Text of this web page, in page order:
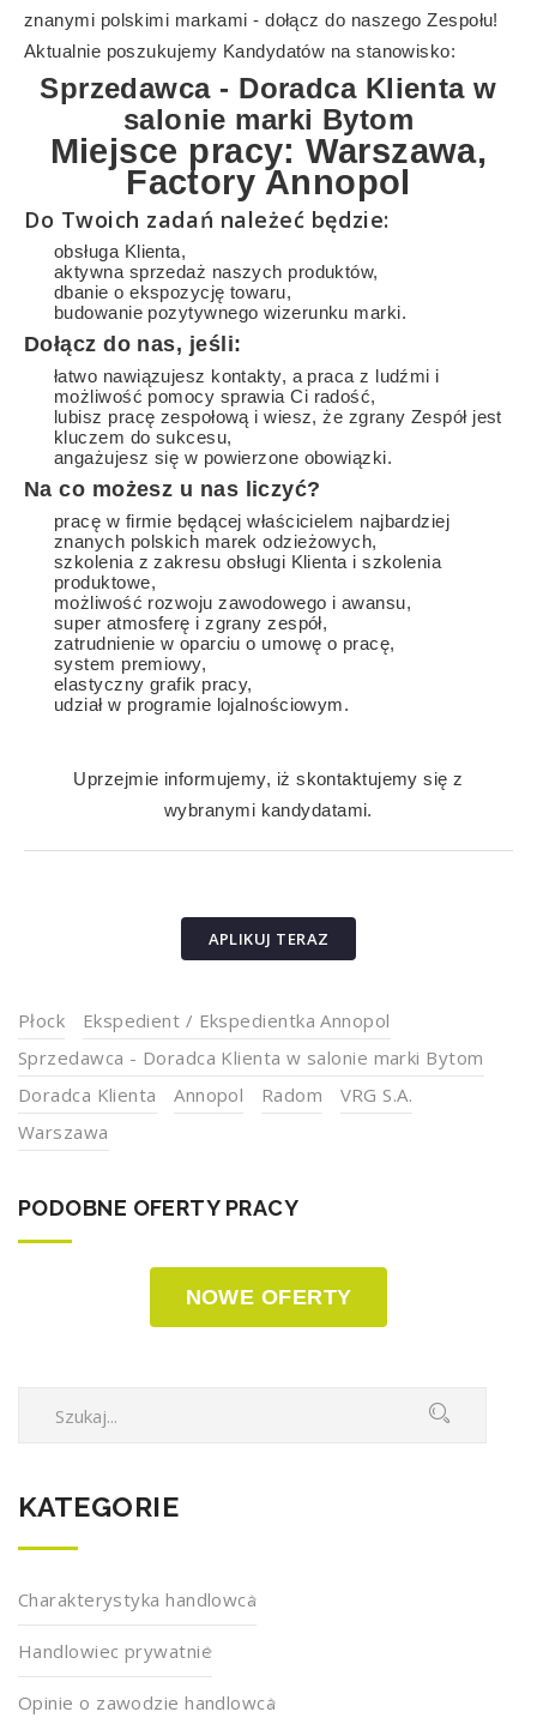
znanymi polskimi markami - dołącz do naszego Zespołu!
Aktualnie poszukujemy Kandydatów na stanowisko:
Sprzedawca - Doradca Klienta w
salonie marki Bytom
Miejsce pracy: Warszawa,
Factory Annopol
Do Twoich zadań należeć będzie:
obsługa Klienta,
aktywna sprzedaż naszych produktów,
dbanie o ekspozycję towaru,
budowanie pozytywnego wizerunku marki.
Dołącz do nas, jeśli:
łatwo nawiązujesz kontakty, a praca z ludźmi i
możliwość pomocy sprawia Ci radość,
lubisz pracę zespołową i wiesz, że zgrany Zespół jest
kluczem do sukcesu,
angażujesz się w powierzone obowiązki.
Na co możesz u nas liczyć?
pracę w firmie będącej właścicielem najbardziej
znanych polskich marek odzieżowych,
szkolenia z zakresu obsługi Klienta i szkolenia
produktowe,
możliwość rozwoju zawodowego i awansu,
super atmosferę i zgrany zespół,
zatrudnienie w oparciu o umowę o pracę,
system premiowy,
elastyczny grafik pracy,
udział w programie lojalnościowym.
Uprzejmie informujemy, iż skontaktujemy się z
wybranymi kandydatami.
APLIKUJ TERAZ
Płock
Ekspedient / Ekspedientka Annopol
Sprzedawca - Doradca Klienta w salonie marki Bytom
Doradca Klienta
Annopol Radom
VRG S.A.
Warszawa
PODOBNE OFERTY PRACY
NOWE OFERTY
KATEGORIE
Charakterystyka handlowca
Handlowiec prywatnie
Opinie o zawodzie handlowca